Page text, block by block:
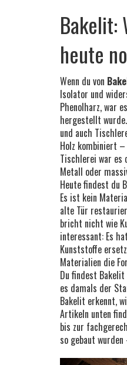
Bakelit:
heute
Wenn du von
Isolator und
Phenolharz, war
hergestellt
und auch
Holz kombiniert
Tischlerei war es
Metall oder
Heute findest du
Es ist kein
alte Tür
bricht nicht wie
interessant: Es
Kunststoffe
Materialien die
Du findest
es damals der
Bakelit erkennt,
Artikeln unten
bis zur
so gebaut